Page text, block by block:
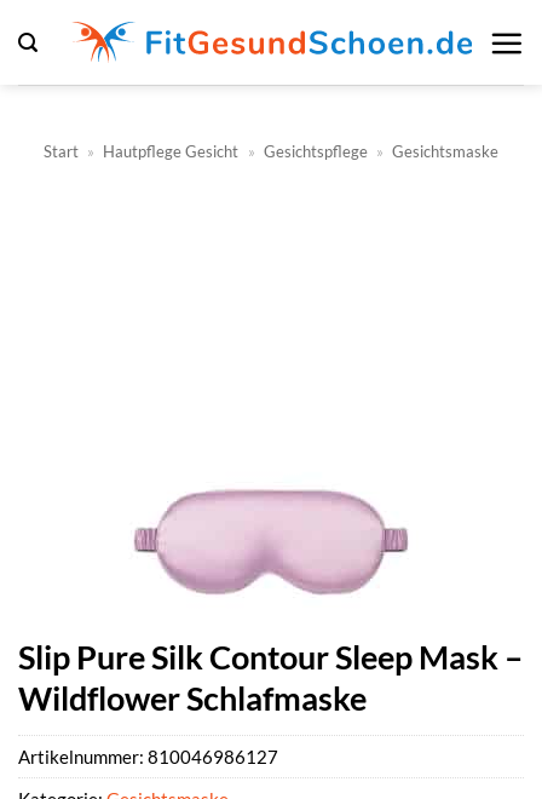
Inhalt
springen
Start » Hautpflege Gesicht » Gesichtspflege » Gesichtsmaske
Slip Pure Silk Contour Sleep Mask –
Wildflower Schlafmaske
Artikelnummer: 810046986127